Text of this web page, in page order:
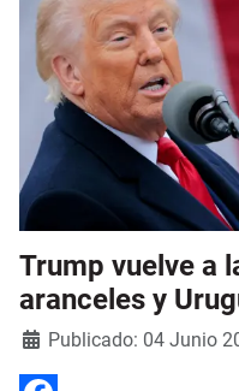
Trump vuelve a
aranceles y
DetallesPublicado: 04 Junio